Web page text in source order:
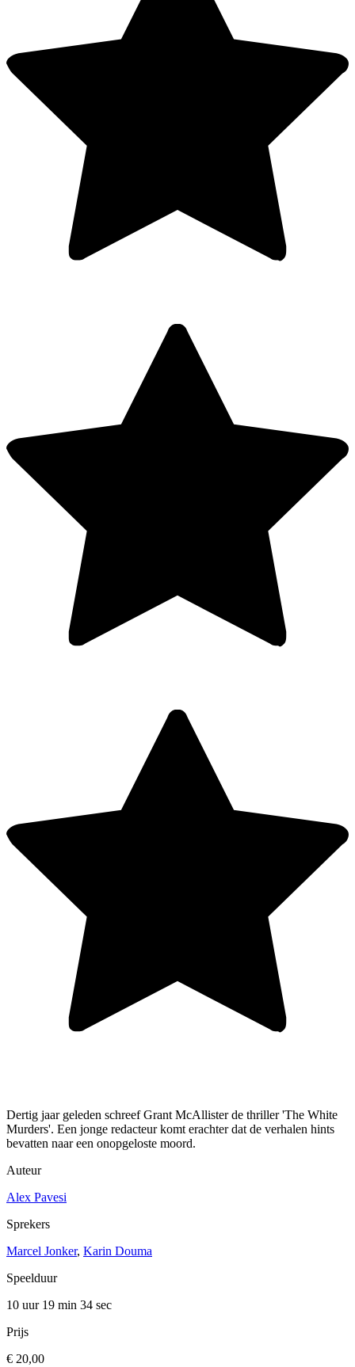
Dertig jaar geleden schreef Grant McAllister de thriller 'The White
Murders'. Een jonge redacteur komt erachter dat de verhalen hints
bevatten naar een onopgeloste moord.
Auteur
Alex Pavesi
Sprekers
Marcel Jonker, Karin Douma
Speelduur
10 uur 19 min 34 sec
Prijs
€ 20,00